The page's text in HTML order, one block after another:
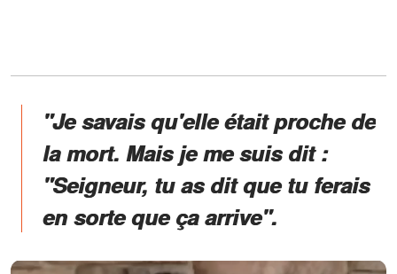
"Je savais qu'elle était proche de
la mort. Mais je me suis dit :
"Seigneur, tu as dit que tu ferais
en sorte que ça arrive".